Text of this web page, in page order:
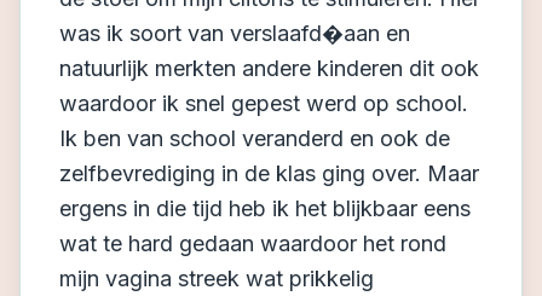
was ik soort van verslaafd�aan en
natuurlijk merkten andere kinderen dit ook
waardoor ik snel gepest werd op school.
Ik ben van school veranderd en ook de
zelfbevrediging in de klas ging over. Maar
ergens in die tijd heb ik het blijkbaar eens
wat te hard gedaan waardoor het rond
mijn vagina streek wat prikkelig